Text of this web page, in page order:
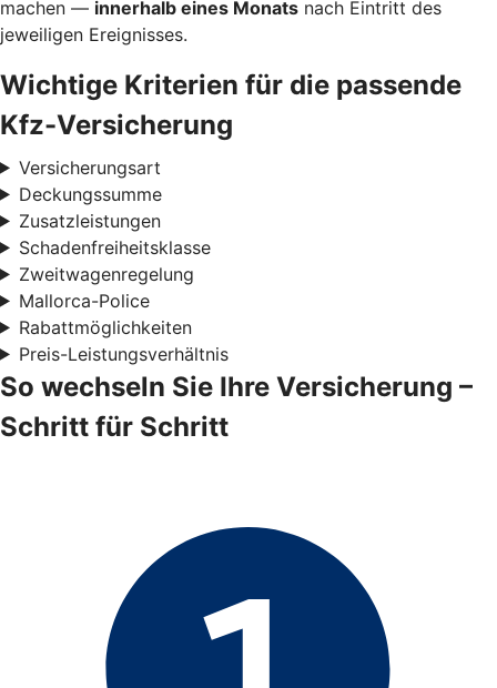
machen — innerhalb eines Monats nach Eintritt des
jeweiligen Ereignisses.
Wichtige Kriterien für die passende
Kfz-Versicherung
Versicherungsart
Deckungssumme
Zusatzleistungen
Schadenfreiheitsklasse
Zweitwagenregelung
Mallorca-Police
Rabattmöglichkeiten
Preis-Leistungsverhältnis
So wechseln Sie Ihre Versicherung –
Schritt für Schritt